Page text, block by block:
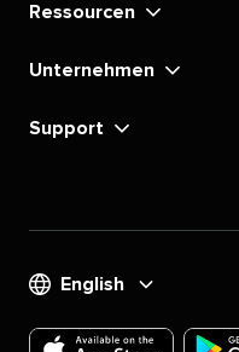
Ressourcen​​
Unternehmen​​
Support​​
English​​